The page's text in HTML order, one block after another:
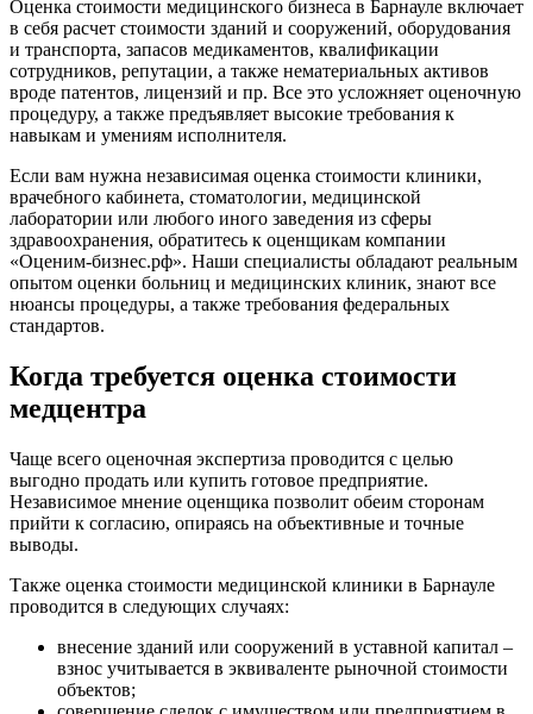
Оценка стоимости медицинского бизнеса в Барнауле включает
в себя расчет стоимости зданий и сооружений, оборудования
и транспорта, запасов медикаментов, квалификации
сотрудников, репутации, а также нематериальных активов
вроде патентов, лицензий и пр. Все это усложняет оценочную
процедуру, а также предъявляет высокие требования к
навыкам и умениям исполнителя.
Если вам нужна независимая оценка стоимости клиники,
врачебного кабинета, стоматологии, медицинской
лаборатории или любого иного заведения из сферы
здравоохранения, обратитесь к оценщикам компании
«Оценим-бизнес.рф». Наши специалисты обладают реальным
опытом оценки больниц и медицинских клиник, знают все
нюансы процедуры, а также требования федеральных
стандартов.
Когда требуется оценка стоимости
медцентра
Чаще всего оценочная экспертиза проводится с целью
выгодно продать или купить готовое предприятие.
Независимое мнение оценщика позволит обеим сторонам
прийти к согласию, опираясь на объективные и точные
выводы.
Также оценка стоимости медицинской клиники в Барнауле
проводится в следующих случаях:
внесение зданий или сооружений в уставной капитал –
взнос учитывается в эквиваленте рыночной стоимости
объектов;
Балашов
Барабинск
Барнаул
Батайск
Бахчисарай
Белая Калитва
Белгород
Белебей
Белово
Белогорск
Белорецк
Белореченск
Белоярский
Бердск
Березники
Бийск
Бирск
Бирюч
Благовещенск
Благодарный
Богородицк
Боготол